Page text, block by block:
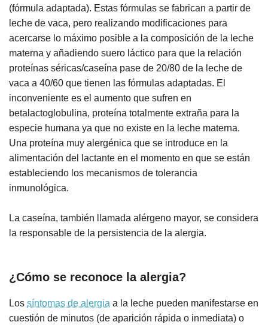
(fórmula adaptada). Estas fórmulas se fabrican a partir de
leche de vaca, pero realizando modificaciones para
acercarse lo máximo posible a la composición de la leche
materna y añadiendo suero láctico para que la relación
proteínas séricas/caseína pase de 20/80 de la leche de
vaca a 40/60 que tienen las fórmulas adaptadas. El
inconveniente es el aumento que sufren en
betalactoglobulina, proteína totalmente extraña para la
especie humana ya que no existe en la leche materna.
Una proteína muy alergénica que se introduce en la
alimentación del lactante en el momento en que se están
estableciendo los mecanismos de tolerancia
inmunológica.
La caseína, también llamada alérgeno mayor, se considera
la responsable de la persistencia de la alergia.
¿Cómo se reconoce la alergia?
Los síntomas de alergia a la leche pueden manifestarse en
cuestión de minutos (de aparición rápida o inmediata) o